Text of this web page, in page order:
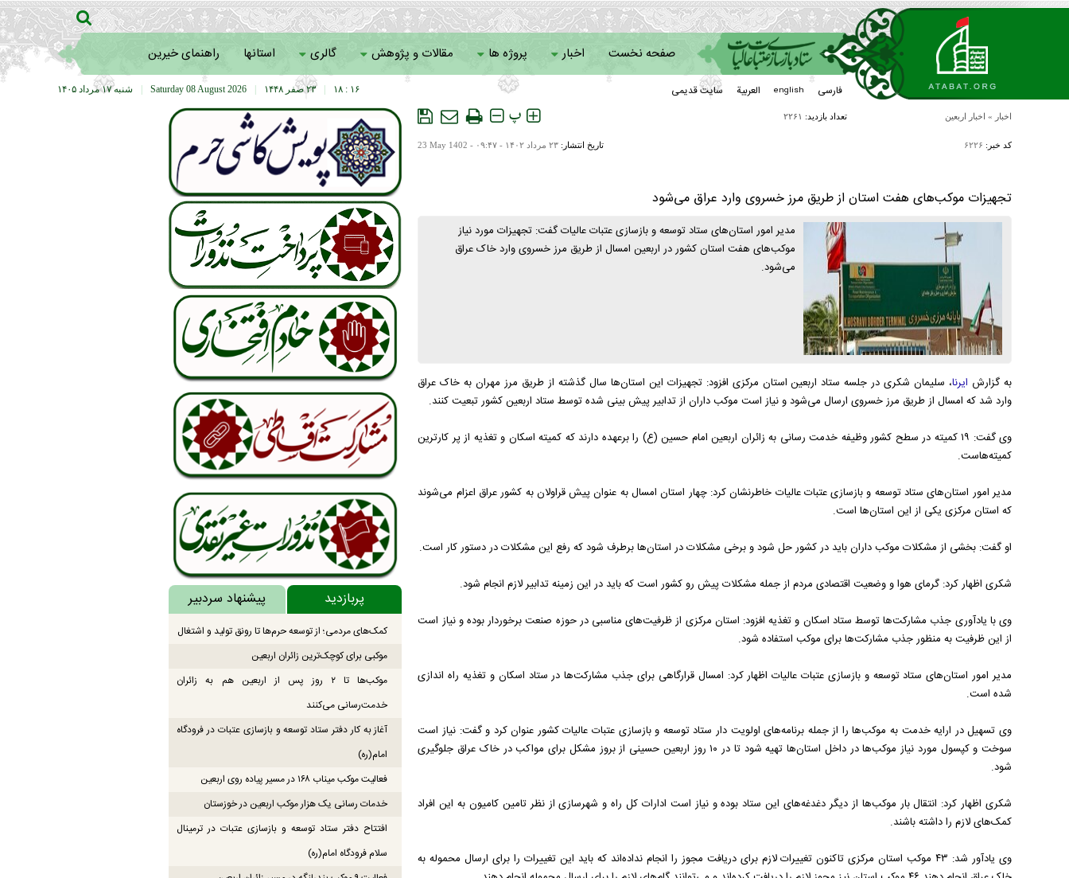
صفحه نخست اخبار پروژه ها مقالات و پژوهش گالری استانها راهنمای خیرین
سامانه خادمان فارسی english العربیة سایت قدیمی شنبه ۱۷ مرداد ۱۴۰۵ Saturday 08 August 2026 ۲۳ صفر ۱۴۴۸ ۱۶ : ۱۸
اخبار » اخبار اربعین تعداد بازدید: ۲۲۶۱ پ
کد خبر: ۶۲۲۶ تاریخ انتشار: ۲۳ مرداد ۱۴۰۲ - ۰۹:۴۷ - 23 May 1402
تجهیزات موکب‌های هفت استان از طریق مرز خسروی وارد عراق می‌شود
مدیر امور استان‌های ستاد توسعه و بازسازی عتبات عالیات گفت: تجهیزات مورد نیاز
موکب‌های هفت استان کشور در اربعین امسال از طریق مرز خسروی وارد خاک عراق
می‌شود.
به گزارش ایرنا، سلیمان شکری در جلسه ستاد اربعین استان مرکزی افزود: تجهیزات این استان‌ها سال گذشته از طریق مرز مهران به خاک عراق
وارد شد که امسال از طریق مرز خسروی ارسال می‌شود و نیاز است موکب داران از تدابیر پیش بینی شده توسط ستاد اربعین کشور تبعیت کنند.
وی گفت: ۱۹ کمیته در سطح کشور وظیفه خدمت رسانی به زائران اربعین امام حسین (ع) را برعهده دارند که کمیته اسکان و تغذیه از پر کارترین
کمیته‌هاست.
مدیر امور استان‌های ستاد توسعه و بازسازی عتبات عالیات خاطرنشان کرد: چهار استان امسال به عنوان پیش قراولان به کشور عراق اعزام می‌شوند
که استان مرکزی یکی از این استان‌ها است.
او گفت: بخشی از مشکلات موکب داران باید در کشور حل شود و برخی مشکلات در استان‌ها برطرف شود که رفع این مشکلات در دستور کار است.
شکری اظهار کرد: گرمای هوا و وضعیت اقتصادی مردم از جمله مشکلات پیش رو کشور است که باید در این زمینه تدابیر لازم انجام شود.
وی با یادآوری جذب مشارکت‌ها توسط ستاد اسکان و تغذیه افزود: استان مرکزی از ظرفیت‌های مناسبی در حوزه صنعت برخوردار بوده و نیاز است
از این ظرفیت به منظور جذب مشارکت‌ها برای موکب استفاده شود.
مدیر امور استان‌های ستاد توسعه و بازسازی عتبات عالیات اظهار کرد: امسال قرارگاهی برای جذب مشارکت‌ها در ستاد اسکان و تغذیه راه اندازی
شده است.
وی تسهیل در ارایه خدمت به موکب‌ها را از جمله برنامه‌های اولویت دار ستاد توسعه و بازسازی عتبات عالیات کشور عنوان کرد و گفت: نیاز است
سوخت و کپسول مورد نیاز موکب‌ها در داخل استان‌ها تهیه شود تا در ۱۰ روز اربعین حسینی از بروز مشکل برای مواکب در خاک عراق جلوگیری
شود.
شکری اظهار کرد: انتقال بار موکب‌ها از دیگر دغدغه‌های این ستاد بوده و نیاز است ادارات کل راه و شهرسازی از نظر تامین کامیون به این افراد
کمک‌های لازم را داشته باشند.
وی یادآور شد: ۴۳ موکب استان مرکزی تاکنون تغییرات لازم برای دریافت مجوز را انجام نداده‌اند که باید این تغییرات را برای ارسال محموله به
پربازدید پیشنهاد سردبیر
کمک‌های مردمی؛ از توسعه حرم‌ها تا رونق تولید و اشتغال
موکبی برای کوچک‌ترین زائران اربعین
موکب‌ها تا ۲ روز پس از اربعین هم به زائران
خدمت‌رسانی می‌کنند
آغاز به کار دفتر ستاد توسعه و بازسازی عتبات در فرودگاه
امام(ره)
فعالیت موکب میناب ۱۶۸ در مسیر پیاده روی اربعین
خدمات رسانی یک هزار موکب اربعین در خوزستان
افتتاح دفتر ستاد توسعه و بازسازی عتبات در ترمینال
سلام فرودگاه امام(ره)